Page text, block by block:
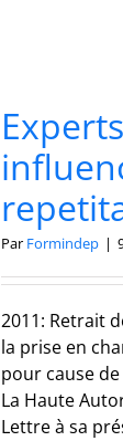
Par Formindep |
2011: Retrait
la prise en
pour cause
La Haute
Lettre à sa